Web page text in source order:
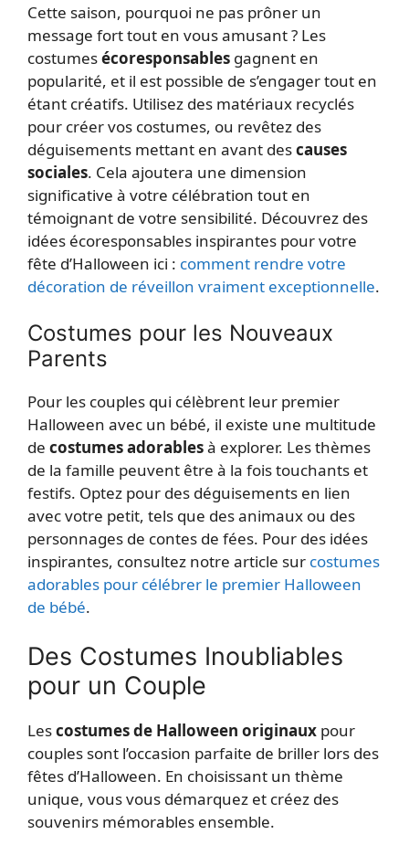
Cette saison, pourquoi ne pas prôner un
message fort tout en vous amusant ? Les
costumesécoresponsables gagnent en
popularité, et il est possible de s’engager tout en
étant créatifs. Utilisez des matériaux recyclés
pour créer vos costumes, ou revêtez des
déguisements mettant en avant descauses
sociales. Cela ajoutera une dimension
significative à votre célébration tout en
témoignant de votre sensibilité. Découvrez des
idées écoresponsables inspirantes pour votre
fête d’Halloween ici : comment rendre votre
décoration de réveillon vraiment exceptionnelle.
Costumes pour les Nouveaux
Parents
Pour les couples qui célèbrent leur premier
Halloween avec un bébé, il existe une multitude
de costumes adorablesà explorer. Les thèmes
de la famille peuvent être à la fois touchants et
festifs. Optez pour des déguisements en lien
avec votre petit, tels que des animaux ou des
personnages de contes de fées. Pour des idées
inspirantes, consultez notre article sur costumes
adorables pour célébrer le premier Halloween
de bébé.
Des Costumes Inoubliables
pour un Couple
Lescostumes de Halloween originaux pour
couples sont l’occasion parfaite de briller lors des
fêtes d’Halloween. En choisissant un thème
unique, vous vous démarquez et créez des
souvenirs mémorables ensemble.